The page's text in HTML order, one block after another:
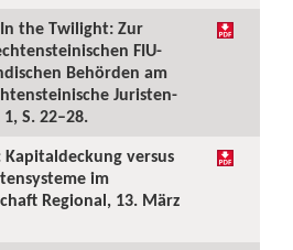
the Twilight: Zur
FIU-
Behörden am
Juristen-
S. 22–28.
Kapitaldeckung versus
im
Regional, 13. März